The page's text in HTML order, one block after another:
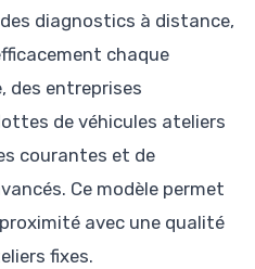
diagnostics à distance,
chaque
des entreprises
de véhicules ateliers
courantes et de
Ce modèle permet
avec une qualité
fixes.